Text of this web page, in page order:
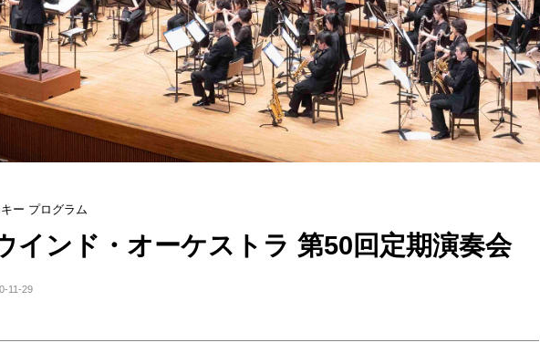
ー プログラム
インド・オーケストラ 第50回定期演奏会
11-29